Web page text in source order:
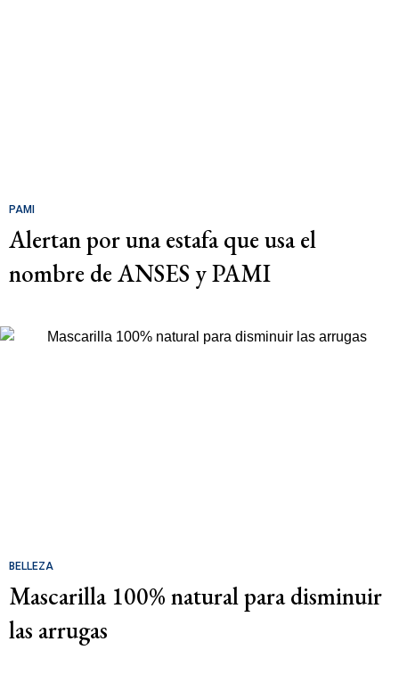
PAMI
Alertan por una estafa que usa el
nombre de ANSES y PAMI
BELLEZA
Mascarilla 100% natural para disminuir
las arrugas